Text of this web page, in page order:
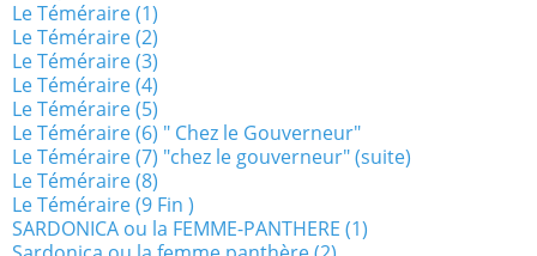
Le Téméraire (1)
Le Téméraire (2)
Le Téméraire (3)
Le Téméraire (4)
Le Téméraire (5)
Le Téméraire (6) " Chez le Gouverneur"
Le Téméraire (7) "chez le gouverneur" (suite)
Le Téméraire (8)
Le Téméraire (9 Fin )
SARDONICA ou la FEMME-PANTHERE (1)